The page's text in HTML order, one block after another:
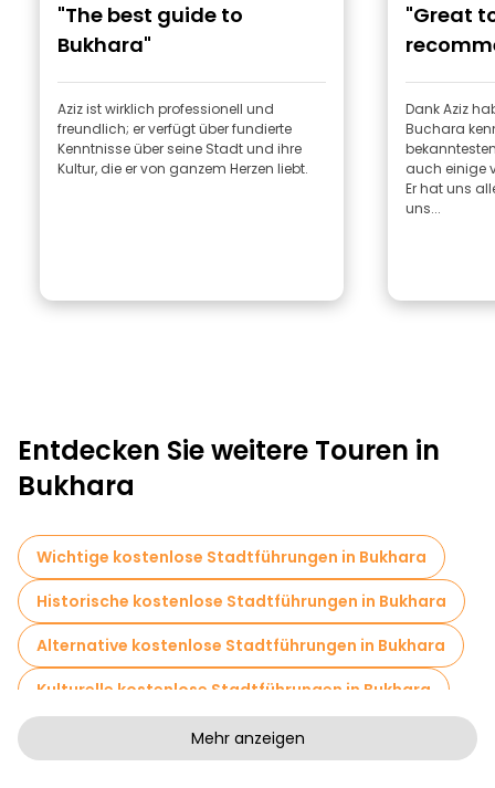
"The best guide to
Bukhara"
Aziz ist wirklich professionell und
freundlich; er verfügt über fundierte
Kenntnisse über seine Stadt und ihre
Kultur, die er von ganzem Herzen liebt.
"Great
Dank Aziz
Buchara
auch einige
Er hat uns
uns...
Entdecken Sie weitere Touren in
Bukhara
Wichtige kostenlose Stadtführungen in Bukhara
Historische kostenlose Stadtführungen in Bukhara
Alternative kostenlose Stadtführungen in Bukhara
Kulturelle kostenlose Stadtführungen in Bukhara
Kunstfreie Stadtführungen in Bukhara
Mehr anzeigen